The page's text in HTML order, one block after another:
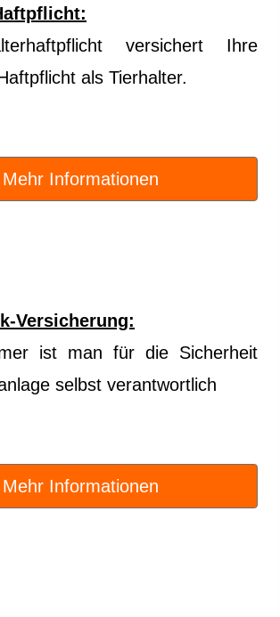
versichert Ihre
als Tierhalter.
Mehr Informationen
Versicherung:
ist man für die Sicherheit
selbst verantwortlich
Mehr Informationen